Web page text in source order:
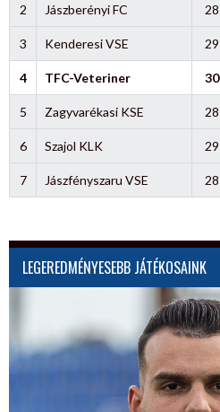
2 Jászberényi FC 28
3 Kenderesi VSE 29
4 TFC-Veteriner 30
5 Zagyvarékasi KSE 28
6 Szajol KLK 29
7 Jászfényszaru VSE 28
LEGEREDMÉNYESEBB JÁTÉKOSAINK